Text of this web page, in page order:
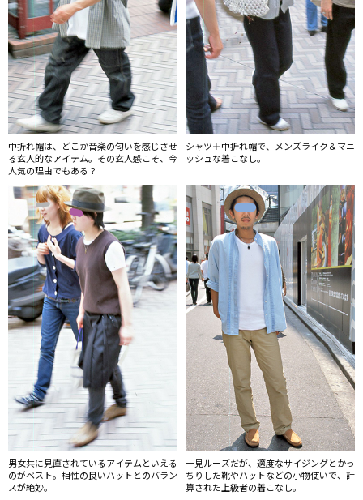
中折れ帽は、どこか音楽の匂いを感じさせ
る玄人的なアイテム。その玄人感こそ、今
人気の理由でもある？
シャツ＋中折れ帽で、メンズライク＆マニ
ッシュな着こなし。
男女共に見直されているアイテムといえる
のがベスト。相性の良いハットとのバラン
スが絶妙。
一見ルーズだが、適度なサイジングとかっ
ちりした靴やハットなどの小物使いで、計
算された上級者の着こなし。